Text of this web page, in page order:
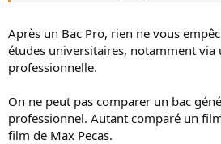
Après un Bac Pro, rien ne vous
études universitaires, notamment via
professionnelle.
On ne peut pas comparer un bac
professionnel. Autant comparé un
film de Max Pecas.